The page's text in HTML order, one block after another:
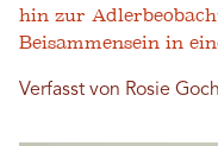
hin zur
Beisammensein in
Verfasst von Rosie